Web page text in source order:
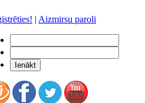
| Aizmirsu paroli